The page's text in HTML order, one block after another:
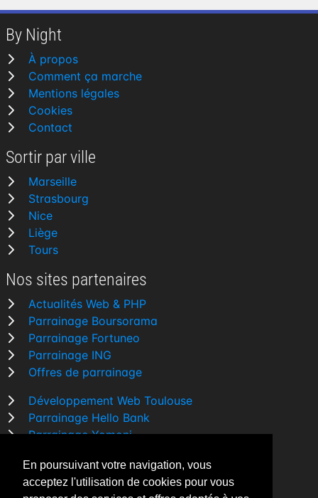
En poursuivant votre navigation, vous
acceptez l'utilisation de cookies pour vous
By Night
À propos
Comment ça marche
Mentions légales
Cookies
Contact
Sortir par ville
Marseille
Strasbourg
Nice
Liège
Tours
Nos sites partenaires
Actualités Web & PHP
Parrainage Boursorama
Parrainage Fortuneo
Parrainage ING
Offres de parrainage
Développement Web Toulouse
Parrainage Hello Bank
Parrainage Yomoni
Comparatif banque